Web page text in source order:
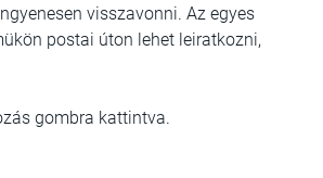
visszavonni. Az egyes
postai úton lehet leiratkozni,
gombra kattintva.